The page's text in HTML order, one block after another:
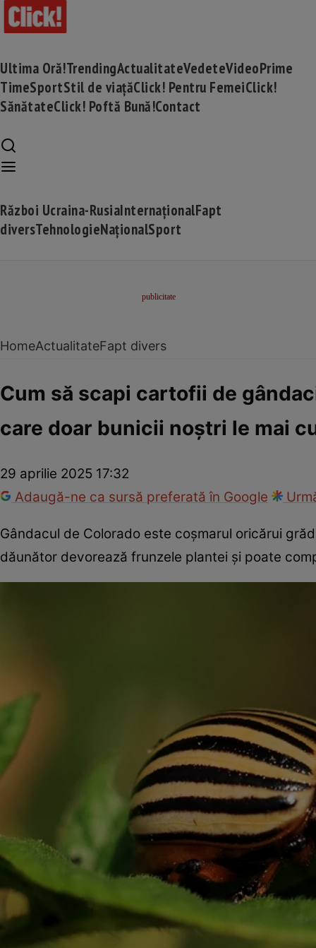
Ultima Oră!TrendingActualitateVedeteVideoPrime
TimeSportStil de viațăClick! Pentru FemeiClick!
SănătateClick! Poftă Bună!Contact
Război Ucraina-RusiaInternaționalFapt
diversTehnologieNaționalSport
HomeActualitateFapt divers
Cum să scapi cartofii de
care doar bunicii noștri le mai
29 aprilie 2025 17:32
Adaugă-ne ca sursă preferată în Google
Gândacul de Colorado este coșmarul oricărui
dăunător devorează frunzele plantei și poate